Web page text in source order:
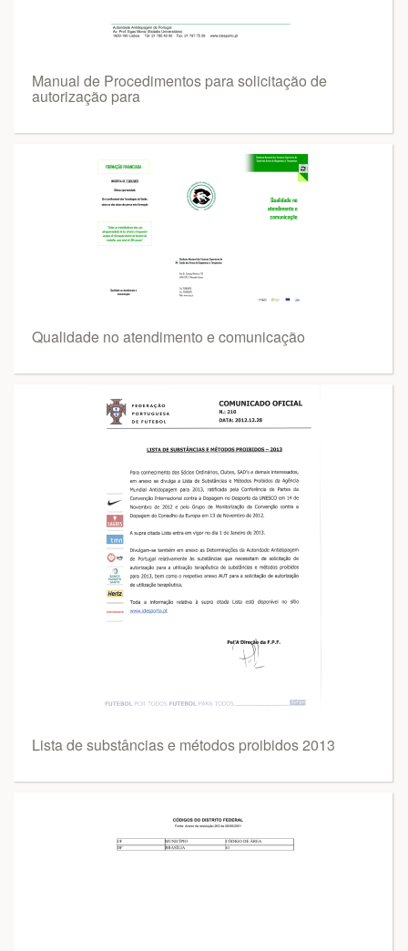
Manual de Procedimentos para solicitação de
autorização para
Qualidade no atendimento e comunicação
Lista de substâncias e métodos proibidos 2013